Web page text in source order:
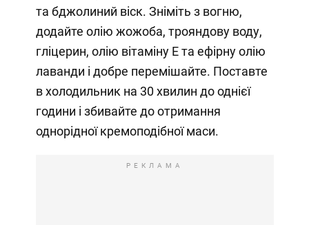
та бджолиний віск. Зніміть з вогню,
додайте олію жожоба, трояндову воду,
гліцерин, олію вітаміну Е та ефірну олію
лаванди і добре перемішайте. Поставте
в холодильник на 30 хвилин до однієї
години і збивайте до отримання
однорідної кремоподібної маси.
РЕКЛАМА